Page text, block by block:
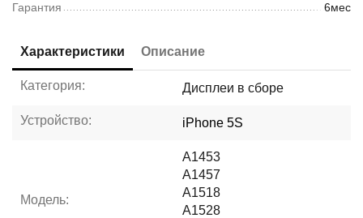
Гарантия 6мес
Характеристики Описание
Категория: Дисплеи в сборе
Устройство: iPhone 5S
Модель:
A1453
A1457
A1518
A1528